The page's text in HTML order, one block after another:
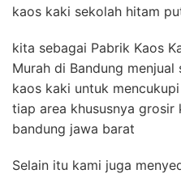
kaos kaki sekolah hitam
kita sebagai Pabrik Kaos
Murah di Bandung
kaos kaki untuk
tiap area khususnya grosir
bandung jawa barat
Selain itu kami juga